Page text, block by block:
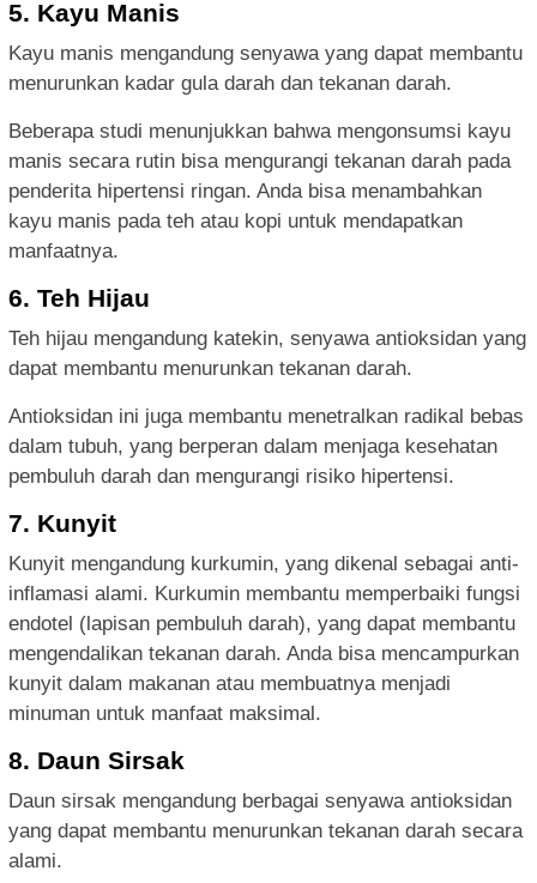
5. Kayu Manis
Kayu manis mengandung senyawa yang dapat membantu
menurunkan kadar gula darah dan tekanan darah.
Beberapa studi menunjukkan bahwa mengonsumsi kayu
manis secara rutin bisa mengurangi tekanan darah pada
penderita hipertensi ringan. Anda bisa menambahkan
kayu manis pada teh atau kopi untuk mendapatkan
manfaatnya.
6. Teh Hijau
Teh hijau mengandung katekin, senyawa antioksidan yang
dapat membantu menurunkan tekanan darah.
Antioksidan ini juga membantu menetralkan radikal bebas
dalam tubuh, yang berperan dalam menjaga kesehatan
pembuluh darah dan mengurangi risiko hipertensi.
7. Kunyit
Kunyit mengandung kurkumin, yang dikenal sebagai anti-
inflamasi alami. Kurkumin membantu memperbaiki fungsi
endotel (lapisan pembuluh darah), yang dapat membantu
mengendalikan tekanan darah. Anda bisa mencampurkan
kunyit dalam makanan atau membuatnya menjadi
minuman untuk manfaat maksimal.
8. Daun Sirsak
Daun sirsak mengandung berbagai senyawa antioksidan
yang dapat membantu menurunkan tekanan darah secara
alami.